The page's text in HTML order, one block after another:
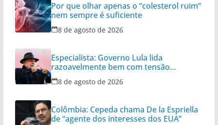
Por que olhar apenas o “colesterol ruim”
nem sempre é suficiente
8 de agosto de 2026
Especialista: Governo Lula lida
razoavelmente bem com tensão
diplomática
8 de agosto de 2026
Colômbia: Cepeda chama De la Espriella
de “agente dos interesses dos EUA”